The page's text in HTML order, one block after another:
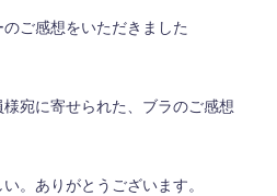
のご感想をいただきました
宛に寄せられた、ブラのご感想
。ありがとうございます。